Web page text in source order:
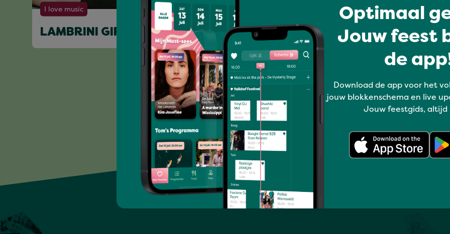
I love music
LAMBRINI GIRLS OMNI SELASSI
Volledig programma
Optimaal
Jouw feest
de
Download de app voor het
jouw blokkenschema en live
Jouw feestgids, altijd